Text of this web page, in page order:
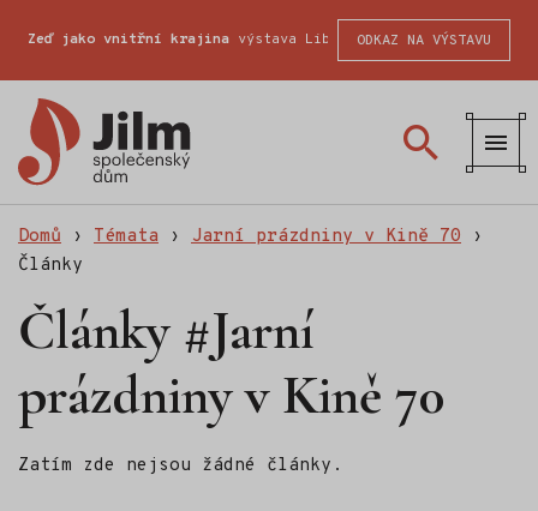
Zeď jako vnitřní krajina výstava Liberecké školy fotografické
ODKAZ NA VÝSTAVU
Domů › Témata › Jarní prázdniny v Kině 70 ›
Články
Články #Jarní
prázdniny v Kině 70
Zatím zde nejsou žádné články.